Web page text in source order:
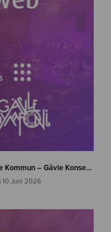
Wasabi Web vinner upphandling för Gävle Kommun – Gävle Konserthus, Gävle Symfoniorkester och Gasklockorna Gävle
10 Juni 2026